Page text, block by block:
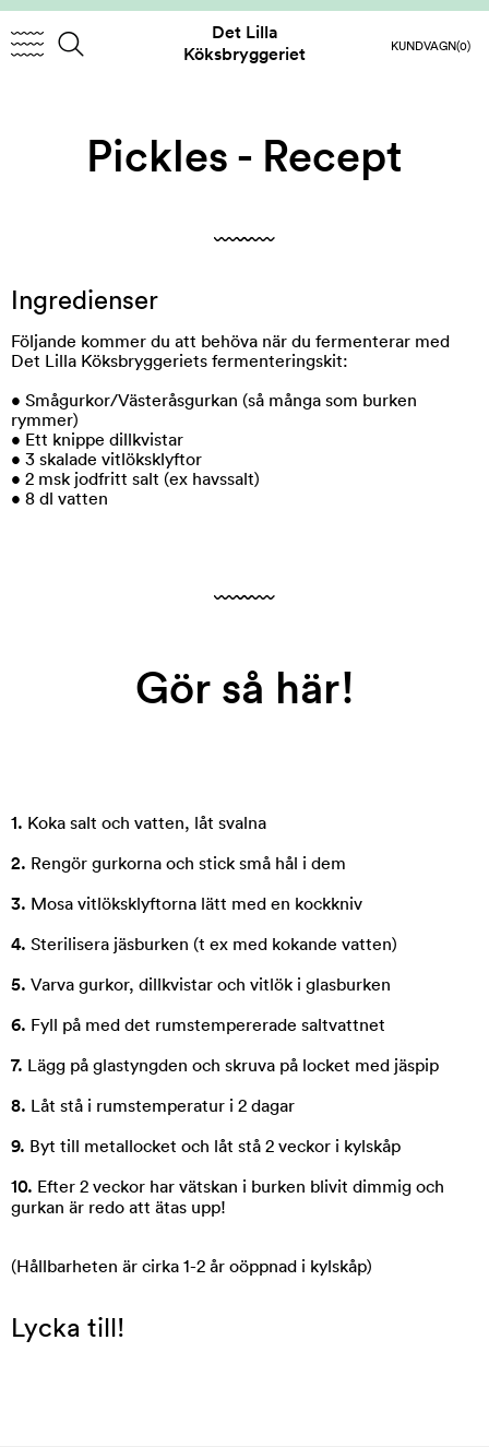
Det Lilla
Köksbryggeriet
KUNDVAGN(0)
Pickles - Recept
Ingredienser
Följande kommer du att behöva när du fermenterar med
Det Lilla Köksbryggeriets fermenteringskit:
• Smågurkor/Västeråsgurkan (så många som burken
rymmer)
• Ett knippe dillkvistar
• 3 skalade vitlöksklyftor
• 2 msk jodfritt salt (ex havssalt)
• 8 dl vatten
Gör så här!
1. Koka salt och vatten, låt svalna
2. Rengör gurkorna och stick små hål i dem
3. Mosa vitlöksklyftorna lätt med en kockkniv
4. Sterilisera jäsburken (t ex med kokande vatten)
5. Varva gurkor, dillkvistar och vitlök i glasburken
6. Fyll på med det rumstempererade saltvattnet
7. Lägg på glastyngden och skruva på locket med jäspip
8. Låt stå i rumstemperatur i 2 dagar
9. Byt till metallocket och låt stå 2 veckor i kylskåp
10. Efter 2 veckor har vätskan i burken blivit dimmig och
gurkan är redo att ätas upp!
(Hållbarheten är cirka 1-2 år oöppnad i kylskåp)
Lycka till!